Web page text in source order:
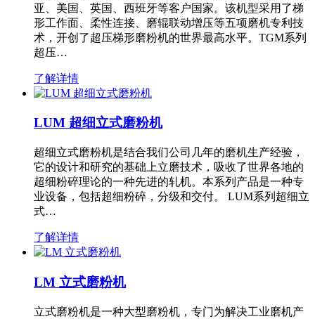
亚、美国、英国、西班牙等客户国家。该机型采用了梯
形工作面、柔性连接、磨辊联动增压等五项磨机专利技
术，开创了超压梯形磨粉机的世界最高水平。TGM系列
超压…
了解详情
LUM 超细立式磨粉机
超细立式磨粉机是结合我们公司几年的磨机生产经验，
它的设计和研究的基础上立磨技术，吸收了世界各地的
超细粉碎理论的一种先进的轧机。本系列产品是一种专
业设备，包括超细粉碎，分级和交付。 LUM系列超细立
式…
了解详情
LM 立式磨粉机
立式磨粉机是一种大型磨粉机，专门为解决工业磨机产